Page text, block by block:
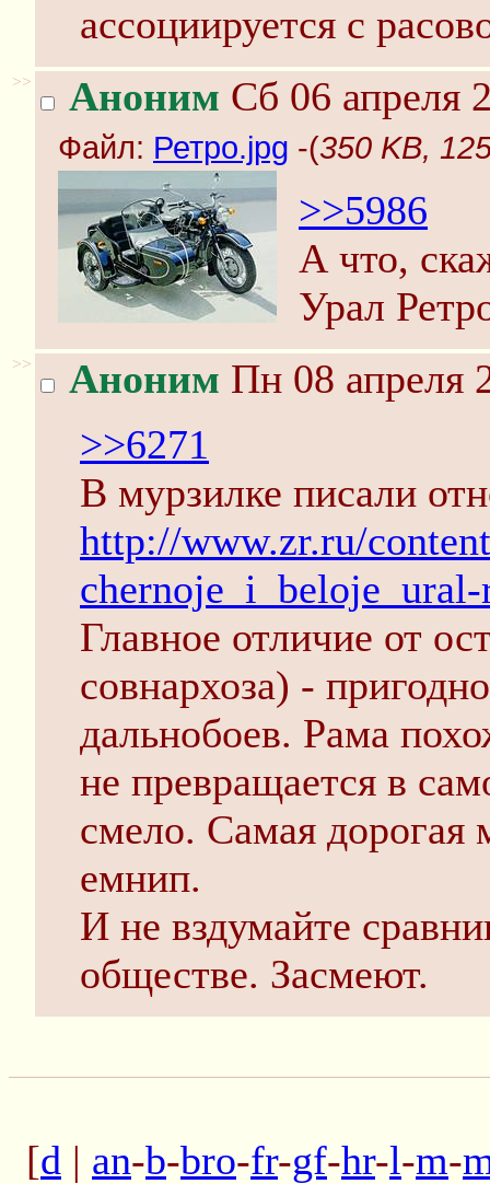
ассоциируется с
>> Аноним Сб 06 апреля
Файл: Ретро.jpg -(350 KB,
>>5986
А что,
Урал
>> Аноним Пн 08 апреля
>>6271
В мурзилке писали
http://www.zr.ru/
Главное отличие от
совнархоза) -
дальнобоев. Рама
не превращается в
смело. Самая дорогая
емнип.
И не вздумайте
обществе. Засмеют.
[d | an-b-bro-fr-gf-hr-l-m-